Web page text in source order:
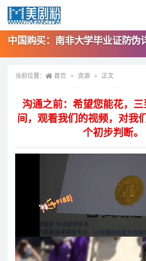
中国购买：南非大学毕业证防伪
当前位置： 首页 资源 正文
沟通之前：希望您能花，
间，观看我们的视频，对我
个初步判断。